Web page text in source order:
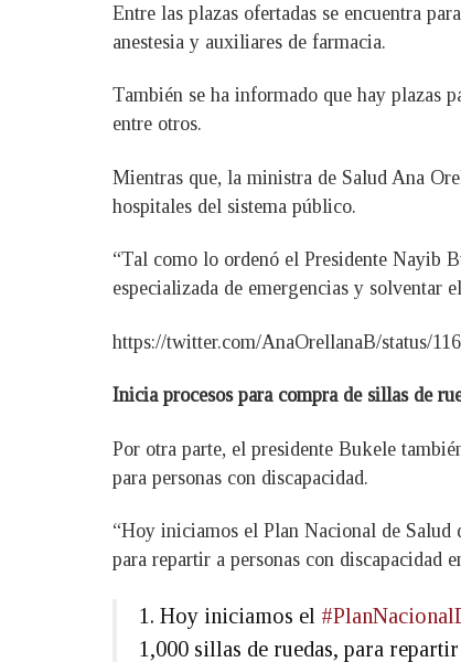
Entre las plazas ofertadas se encuentra
anestesia y auxiliares de farmacia.
También se ha informado que hay plazas
entre otros.
Mientras que, la ministra de Salud Ana
hospitales del sistema público.
“Tal como lo ordenó el Presidente Nayib
especializada de emergencias y solventar
https://twitter.com/AnaOrellanaB/status/
Inicia procesos para compra de sillas de
Por otra parte, el presidente Bukele
para personas con discapacidad.
“Hoy iniciamos el Plan Nacional de Salud
para repartir a personas con discapacidad
1. Hoy iniciamos el
1,000 sillas de ruedas, para